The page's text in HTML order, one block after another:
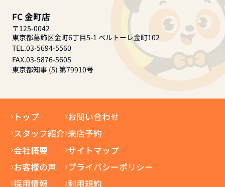
FC 金町店
〒125-0042
東京都葛飾区金町6丁目5-1 ベルトーレ金町102
TEL.03-5694-5560
FAX.03-5876-5605
東京都知事 (5) 第79910号
トップ
スタッフ紹介
会社概要
お客様の声
採用情報
お問い合わせ
来店予約
サイトマップ
プライバシーポリシー
利用規約